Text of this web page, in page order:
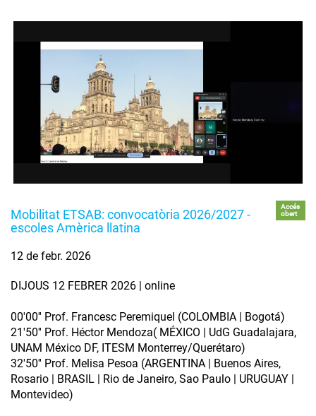
Mobilitat ETSAB: convocatòria 2026/2027 -
escoles Amèrica llatina
Accés
obert
12 de febr. 2026
DIJOUS 12 FEBRER 2026 | online
00'00'' Prof. Francesc Peremiquel (COLOMBIA | Bogotá)
21'50'' Prof. Héctor Mendoza( MÉXICO | UdG Guadalajara,
UNAM México DF, ITESM Monterrey/Querétaro)
32'50'' Prof. Melisa Pesoa (ARGENTINA | Buenos Aires,
Rosario | BRASIL | Rio de Janeiro, Sao Paulo | URUGUAY |
Montevideo)